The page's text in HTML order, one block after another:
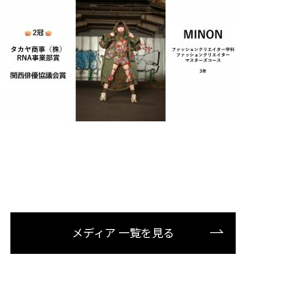
メディア 一覧を見る